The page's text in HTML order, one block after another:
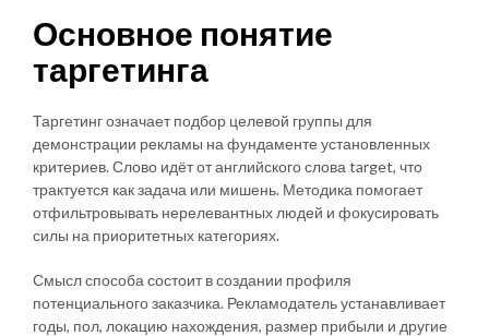
Основное понятие
таргетинга
Таргетинг означает подбор целевой группы для
демонстрации рекламы на фундаменте установленных
критериев. Слово идёт от английского слова target, что
трактуется как задача или мишень. Методика помогает
отфильтровывать нерелевантных людей и фокусировать
силы на приоритетных категориях.
Смысл способа состоит в создании профиля
потенциального заказчика. Рекламодатель устанавливает
годы, пол, локацию нахождения, размер прибыли и другие